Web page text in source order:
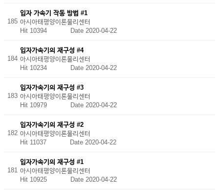
185
입자 가속기 작동 방법 #1
아시아태평양이론물리센터
Hit 10394 Date 2020-04-22
184
입자가속기의 재구성 #4
아시아태평양이론물리센터
Hit 10234 Date 2020-04-22
183
입자가속기의 재구성 #3
아시아태평양이론물리센터
Hit 10979 Date 2020-04-22
182
입자가속기의 재구성 #2
아시아태평양이론물리센터
Hit 11037 Date 2020-04-22
181
입자가속기의 재구성 #1
아시아태평양이론물리센터
Hit 10925 Date 2020-04-22